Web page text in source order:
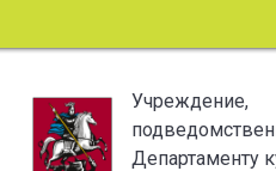
Этот сайт
Учреждение,
Департаменту